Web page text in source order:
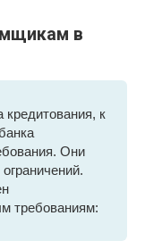
в
кредитования, к
Они
требованиям: